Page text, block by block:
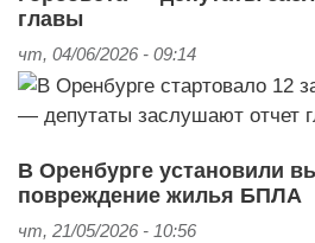
главы
чт, 04/06/2026 - 09:14
В Оренбурге установили
повреждение жилья БПЛА
чт, 21/05/2026 - 10:56